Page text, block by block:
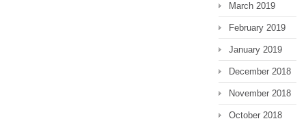
March 2019
February 2019
January 2019
December 2018
November 2018
October 2018